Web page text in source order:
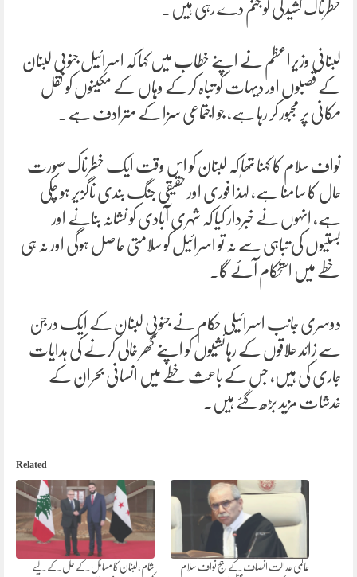
خطرناک کشیدگی کو جنم دے رہی ہیں۔
لبنانی وزیراعظم نے اپنے خطاب میں کہا کہ اسرائیل جنوبی لبنان
کے قصبوں اور دیہات کو تباہ کرکے وہاں کے مکینوں کو نقل
مکانی پر مجبور کر رہا ہے، جو اجتماعی سزا کے مترادف ہے۔
نواف سلام کا کہنا تھا کہ لبنان کو اس وقت ایک خطرناک صورت
حال کا سامنا ہے، لہٰذا فوری اور حقیقی جنگ بندی ناگزیر ہو چکی
ہے، انہوں نے خبردار کیا کہ شہری آبادی کو نشانہ بنانے اور
بستیوں کی تباہی سے نہ تو اسرائیل کو سلامتی حاصل ہوگی اور نہ ہی
خطے میں استحکام آئے گا۔
دوسری جانب اسرائیلی حکام نے جنوبی لبنان کے ایک درجن
سے زائد علاقوں کے رہائشیوں کو اپنے گھر خالی کرنے کی ہدایات
جاری کی ہیں، جس کے باعث خطے میں انسانی بحران کے
خدشات مزید بڑھ گئے ہیں۔
Related
شام،لبنان کا مسائل کے حل کے لیے
عالمی عدالت انصاف کے جج نواف سلام